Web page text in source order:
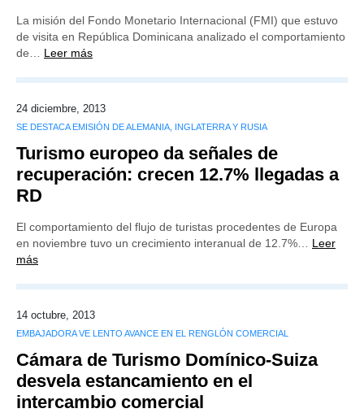
La misión del Fondo Monetario Internacional (FMI) que estuvo
de visita en República Dominicana analizado el comportamiento
de… Leer más
24 diciembre, 2013
SE DESTACA EMISIÓN DE ALEMANIA, INGLATERRA Y RUSIA
Turismo europeo da señales de
recuperación: crecen 12.7% llegadas a
RD
El comportamiento del flujo de turistas procedentes de Europa
en noviembre tuvo un crecimiento interanual de 12.7%… Leer
más
14 octubre, 2013
EMBAJADORA VE LENTO AVANCE EN EL RENGLÓN COMERCIAL
Cámara de Turismo Domínico-Suiza
desvela estancamiento en el
intercambio comercial